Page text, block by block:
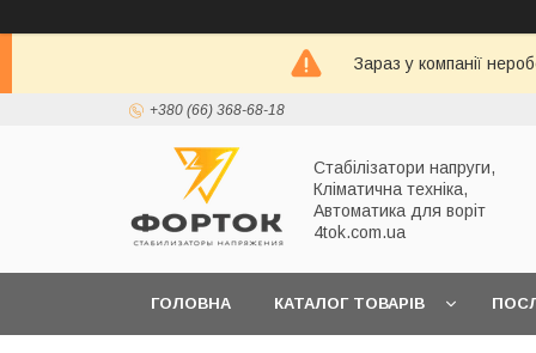
Зараз у компанії
+380 (66) 368-68-18
Стабілізатори напруги,
Кліматична техніка,
Автоматика для воріт
4tok.com.ua
ГОЛОВНА КАТАЛОГ ТОВАРІВ